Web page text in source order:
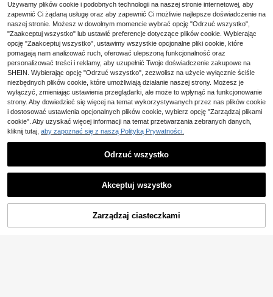
8
Breezaya
Magazyn UE Breezaya Kombinezon
damski na co dzień, żółty kombinez
on na letnią plażę, kombinezon na r
amiączkach w stylu rustykalnym, k
ombinezon wakacyjny
75,00zł
4-5 dni roboczych
#StrojeCodzienne
Magazyn UE DAZY Damskie jednoko
lorowe, bezrękawnikowe, dżinsow
e kombinezony z kieszeniami z prz
odu i grubymi ramiączkami
152,00zł
4-5 dni roboczych
KUP TERAZ
Używamy plików cookie i podobnych technologii na naszej stronie internetowej, aby
zapewnić Ci żądaną usługę oraz aby zapewnić Ci możliwie najlepsze doświadczenie na
naszej stronie. Możesz w dowolnym momencie wybrać opcję "Odrzuć wszystko",
"Zaakceptuj wszystko" lub ustawić preferencje dotyczące plików cookie. Wybierając
opcję "Zaakceptuj wszystko", ustawimy wszystkie opcjonalne pliki cookie, które
pomagają nam analizować ruch, oferować ulepszoną funkcjonalność oraz
personalizować treści i reklamy, aby uzupełnić Twoje doświadczenie zakupowe na
SHEIN. Wybierając opcję "Odrzuć wszystko", zezwolisz na użycie wyłącznie ściśle
niezbędnych plików cookie, które umożliwiają działanie naszej strony. Możesz je
wyłączyć, zmieniając ustawienia przeglądarki, ale może to wpłynąć na funkcjonowanie
strony. Aby dowiedzieć się więcej na temat wykorzystywanych przez nas plików cookie
i dostosować ustawienia opcjonalnych plików cookie, wybierz opcję "Zarządzaj plikami
cookie". Aby uzyskać więcej informacji na temat przetwarzania zebranych danych,
kliknij tutaj, aby zapoznać się z naszą Polityką Prywatności.
Odrzuć wszystko
Akceptuj wszystko
Zarządzaj ciasteczkami